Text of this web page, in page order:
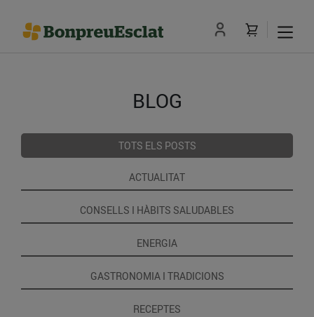
BLOG
TOTS ELS POSTS
ACTUALITAT
CONSELLS I HÀBITS SALUDABLES
ENERGIA
GASTRONOMIA I TRADICIONS
RECEPTES